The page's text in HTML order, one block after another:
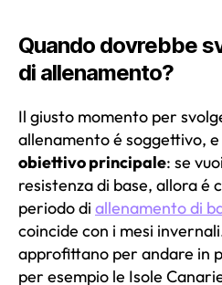
Quando dovrebbe
di allenamento?
Il giusto momento per
allenamento é soggettivo, e
obiettivo principale: se
resistenza di base, allora é
periodo di allenamento di
coincide con i mesi
approfittano per andare in
per esempio le Isole